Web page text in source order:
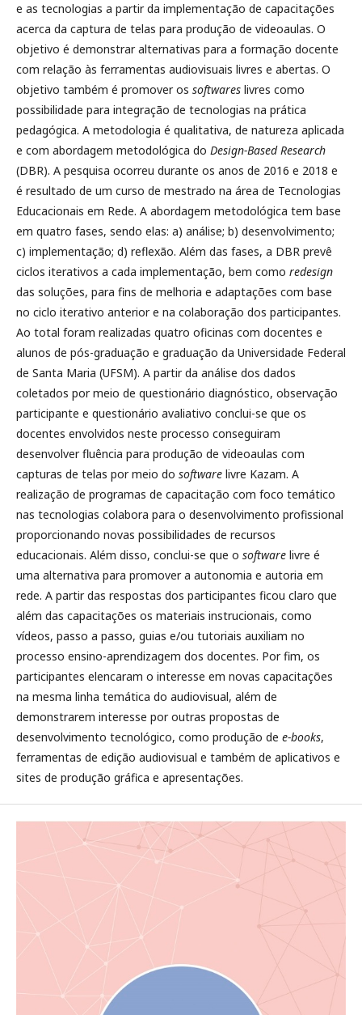
e as tecnologias a partir da implementação de capacitações
acerca da captura de telas para produção de videoaulas. O
objetivo é demonstrar alternativas para a formação docente
com relação às ferramentas audiovisuais livres e abertas. O
objetivo também é promover os softwares livres como
possibilidade para integração de tecnologias na prática
pedagógica. A metodologia é qualitativa, de natureza aplicada
e com abordagem metodológica do Design-Based Research
(DBR). A pesquisa ocorreu durante os anos de 2016 e 2018 e
é resultado de um curso de mestrado na área de Tecnologias
Educacionais em Rede. A abordagem metodológica tem base
em quatro fases, sendo elas: a) análise; b) desenvolvimento;
c) implementação; d) reflexão. Além das fases, a DBR prevê
ciclos iterativos a cada implementação, bem como redesign
das soluções, para fins de melhoria e adaptações com base
no ciclo iterativo anterior e na colaboração dos participantes.
Ao total foram realizadas quatro oficinas com docentes e
alunos de pós-graduação e graduação da Universidade Federal
de Santa Maria (UFSM). A partir da análise dos dados
coletados por meio de questionário diagnóstico, observação
participante e questionário avaliativo conclui-se que os
docentes envolvidos neste processo conseguiram
desenvolver fluência para produção de videoaulas com
capturas de telas por meio do software livre Kazam. A
realização de programas de capacitação com foco temático
nas tecnologias colabora para o desenvolvimento profissional
proporcionando novas possibilidades de recursos
educacionais. Além disso, conclui-se que o software livre é
uma alternativa para promover a autonomia e autoria em
rede. A partir das respostas dos participantes ficou claro que
além das capacitações os materiais instrucionais, como
vídeos, passo a passo, guias e/ou tutoriais auxiliam no
processo ensino-aprendizagem dos docentes. Por fim, os
participantes elencaram o interesse em novas capacitações
na mesma linha temática do audiovisual, além de
demonstrarem interesse por outras propostas de
desenvolvimento tecnológico, como produção de e-books,
ferramentas de edição audiovisual e também de aplicativos e
sites de produção gráfica e apresentações.